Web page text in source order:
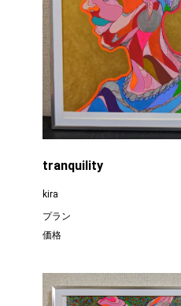
tranquility
kira
プラン
価格